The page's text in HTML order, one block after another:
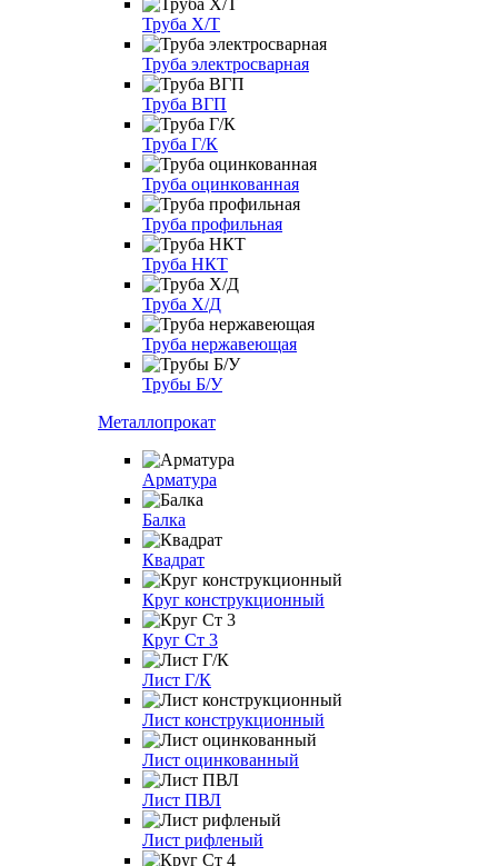
Труба Х/Т
Труба электросварная
Труба ВГП
Труба Г/К
Труба оцинкованная
Труба профильная
Труба НКТ
Труба Х/Д
Труба нержавеющая
Трубы Б/У
Металлопрокат
Арматура
Балка
Квадрат
Круг конструкционный
Круг Ст 3
Лист Г/К
Лист конструкционный
Лист оцинкованный
Лист ПВЛ
Лист рифленый